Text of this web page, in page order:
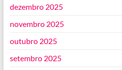
dezembro 2025
novembro 2025
outubro 2025
setembro 2025